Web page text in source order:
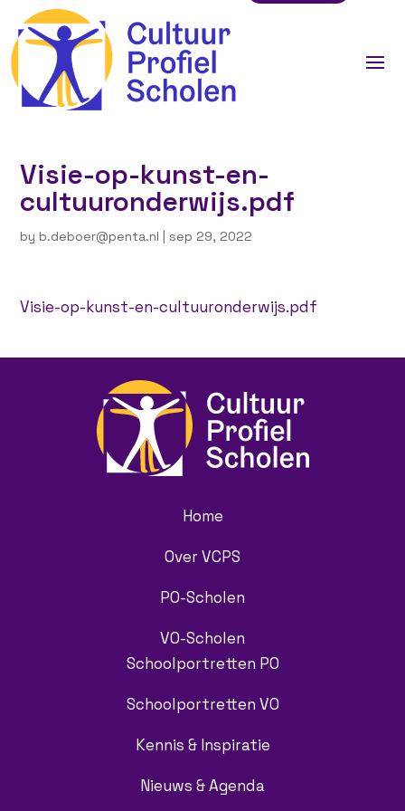
Visie-op-kunst-en-
cultuuronderwijs.pdf
by b.deboer@penta.nl |sep 29, 2022
Visie-op-kunst-en-cultuuronderwijs.pdf
Home
Over VCPS
PO-Scholen
VO-Scholen
Schoolportretten PO
Schoolportretten VO
Kennis & Inspiratie
Nieuws & Agenda